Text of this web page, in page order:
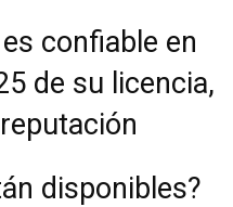
disponibles?